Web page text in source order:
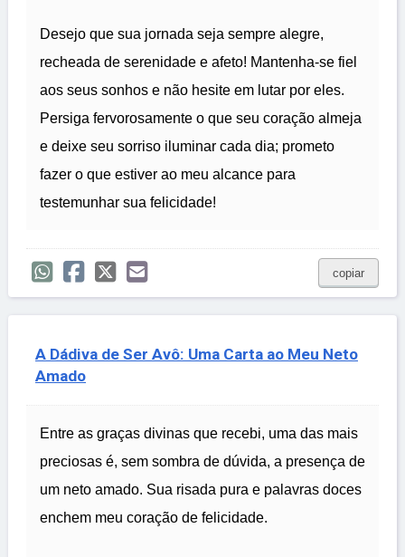
Desejo que sua jornada seja sempre alegre,
recheada de serenidade e afeto! Mantenha-se fiel
aos seus sonhos e não hesite em lutar por eles.
Persiga fervorosamente o que seu coração almeja
e deixe seu sorriso iluminar cada dia; prometo
fazer o que estiver ao meu alcance para
testemunhar sua felicidade!
copiar
A Dádiva de Ser Avô: Uma Carta ao Meu Neto
Amado
Entre as graças divinas que recebi, uma das mais
preciosas é, sem sombra de dúvida, a presença de
um neto amado. Sua risada pura e palavras doces
enchem meu coração de felicidade.